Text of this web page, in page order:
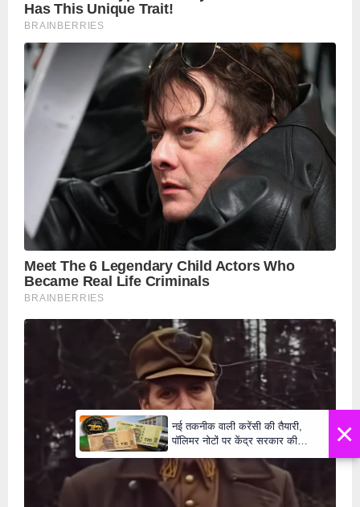
×
नई तकनीक वाली करेंसी की तैयारी,
पॉलिमर नोटों पर केंद्र सरकार की
₹10 और ₹20 के नोट - Daily Lok
Manch PM Modi U